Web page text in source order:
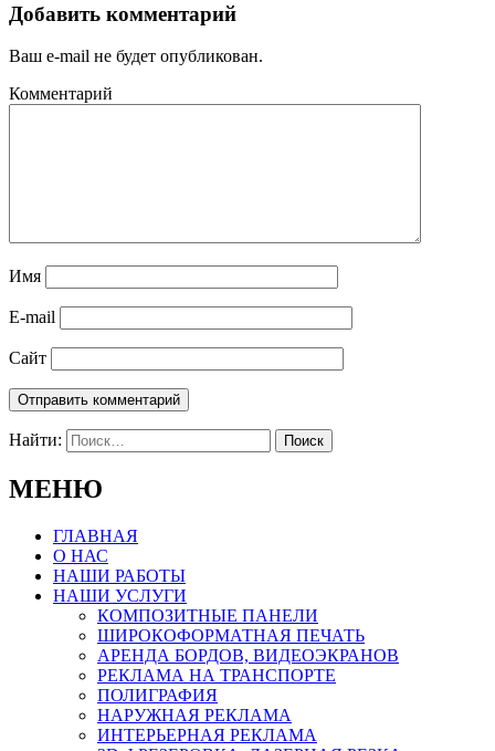
Добавить комментарий
Ваш e-mail не будет опубликован.
Комментарий
Имя
E-mail
Сайт
Найти:
МЕНЮ
ГЛАВНАЯ
О НАС
НАШИ РАБОТЫ
НАШИ УСЛУГИ
КОМПОЗИТНЫЕ ПАНЕЛИ
ШИРОКОФОРМАТНАЯ ПЕЧАТЬ
АРЕНДА БОРДОВ, ВИДЕОЭКРАНОВ
РЕКЛАМА НА ТРАНСПОРТЕ
ПОЛИГРАФИЯ
НАРУЖНАЯ РЕКЛАМА
ИНТЕРЬЕРНАЯ РЕКЛАМА